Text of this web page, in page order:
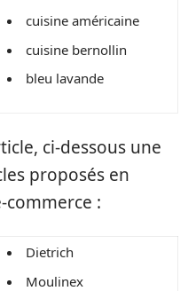
cuisine américaine
cuisine bernollin
bleu lavande
ci-dessous une
proposés en
commerce :
Dietrich
Moulinex